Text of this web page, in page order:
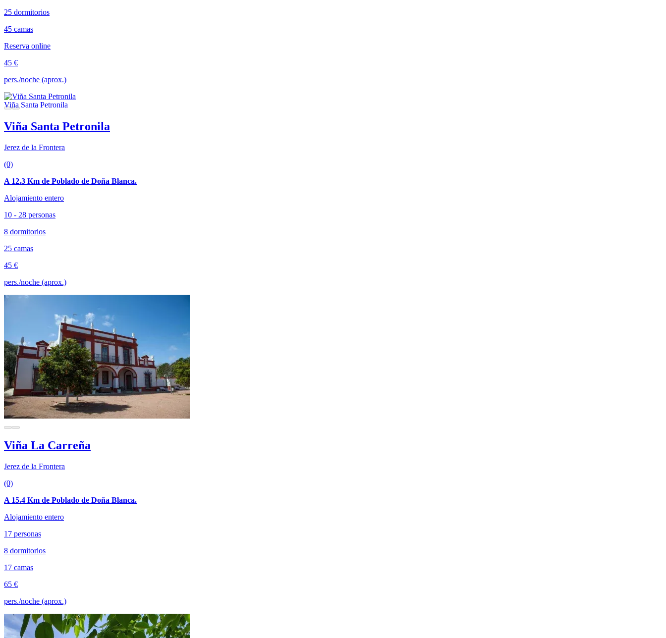
25 dormitorios
45 camas
Reserva online
45 €
pers./noche (aprox.)
Viña Santa Petronila
Jerez de la Frontera
(0)
A 12.3 Km de Poblado de Doña Blanca.
Alojamiento entero
10 - 28 personas
8 dormitorios
25 camas
45 €
pers./noche (aprox.)
Viña La Carreña
Jerez de la Frontera
(0)
A 15.4 Km de Poblado de Doña Blanca.
Alojamiento entero
17 personas
8 dormitorios
17 camas
65 €
pers./noche (aprox.)